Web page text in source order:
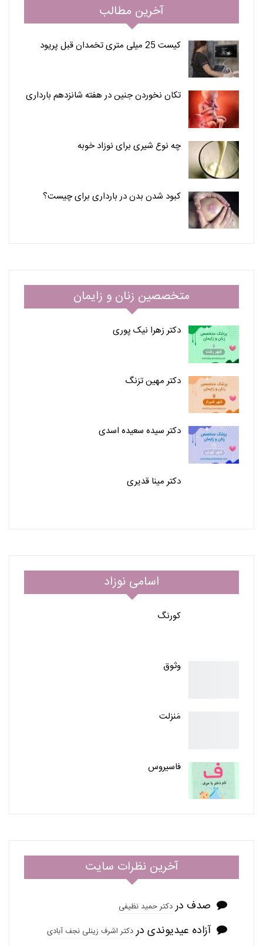
آخرین مطالب
کیست 25 میلی متری تخمدان قبل پریود
تکان نخوردن جنین در هفته شانزدهم بارداری
چه نوع شیری برای نوزاد خوبه
کبود شدن بدن در بارداری برای چیست؟
متخصصین زنان و زایمان
دکتر زهرا نیک پوری
دکتر مهین تزنگ
دکتر سیده سعیده اسدی
دکتر مینا قدیری
اسامی نوزاد
کورنگ
وثوق
مَنزلت
فاسیروس
آخرین نظرات سایت
صدف دردکتر حمید نظیفی
آزاده عیدیوندی دردکتر اشرف زینلی نجف آبادی